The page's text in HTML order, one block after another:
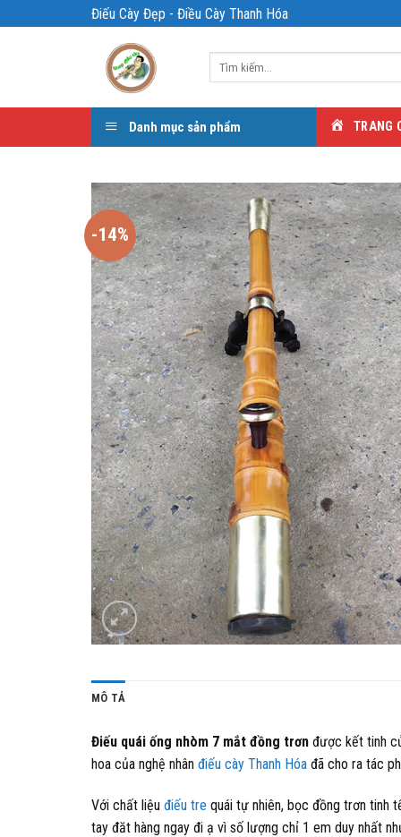
qua
Điếu Cày Đẹp - Điều Cày Thanh Hóa
Danh mục sản phẩm TRANG
-14%
MÔ TẢ
Điếu quái ống nhòm 7 mắt đồng trơn được kết tinh
hoa của nghệ nhân điếu cày Thanh Hóa đã cho ra tác
Với chất liệu điếu tre quái tự nhiên, bọc đồng trơn tinh
tay đăt hàng ngay đi ạ vì số lượng chỉ 1 em duy nhất